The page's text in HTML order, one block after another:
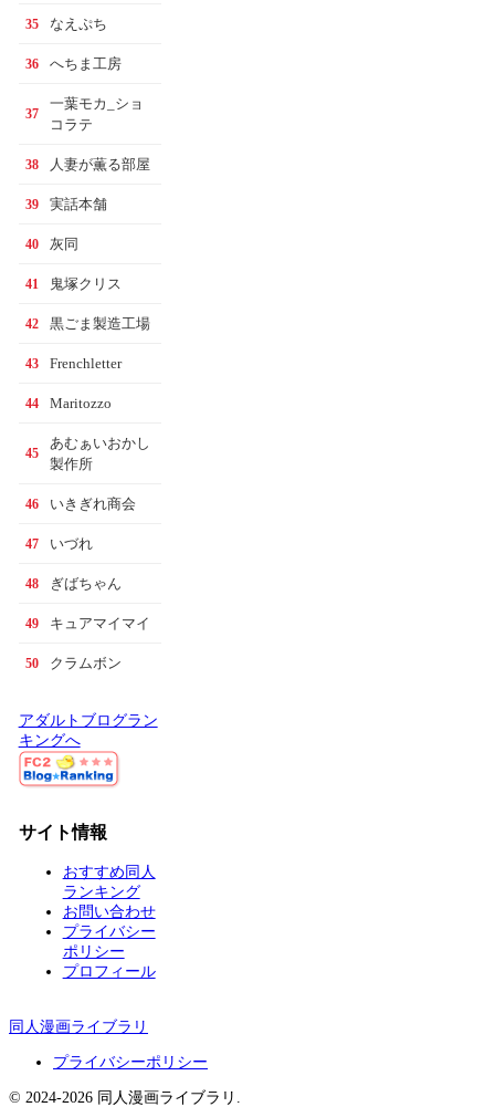
35 なえぷち
36 へちま工房
37
一葉モカ_ショ
コラテ
38 人妻が薫る部屋
39 実話本舗
40 灰同
41 鬼塚クリス
42 黒ごま製造工場
43 Frenchletter
44 Maritozzo
45
あむぁいおかし
製作所
46 いきぎれ商会
47 いづれ
48 ぎばちゃん
49 キュアマイマイ
50 クラムボン
アダルトブログラン
キングへ
サイト情報
おすすめ同人
ランキング
お問い合わせ
プライバシー
ポリシー
プロフィール
同人漫画ライブラリ
プライバシーポリシー
© 2024-2026 同人漫画ライブラリ.